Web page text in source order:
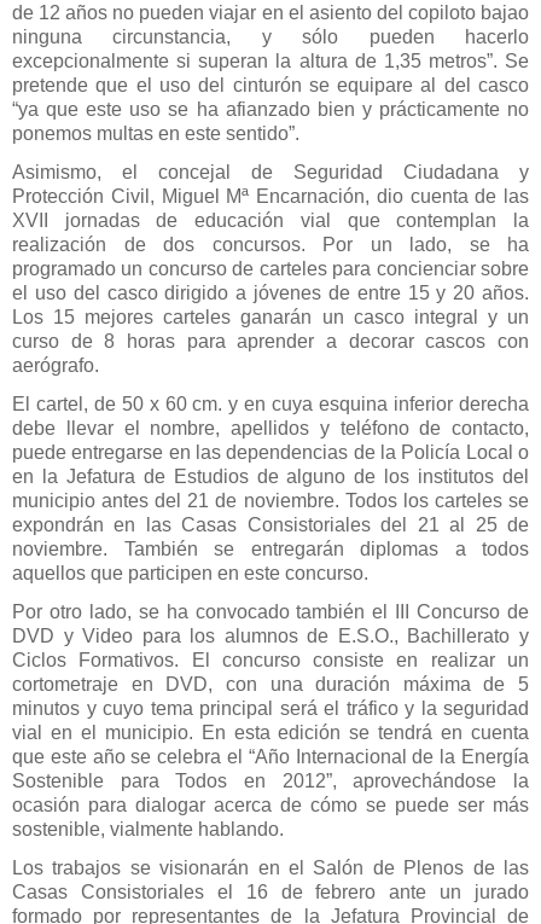
de 12 años no pueden viajar en el asiento del copiloto bajao
ninguna circunstancia, y sólo pueden hacerlo
excepcionalmente si superan la altura de 1,35 metros”. Se
pretende que el uso del cinturón se equipare al del casco
“ya que este uso se ha afianzado bien y prácticamente no
ponemos multas en este sentido”.
Asimismo, el concejal de Seguridad Ciudadana y
Protección Civil, Miguel Mª Encarnación, dio cuenta de las
XVII jornadas de educación vial que contemplan la
realización de dos concursos. Por un lado, se ha
programado un concurso de carteles para concienciar sobre
el uso del casco dirigido a jóvenes de entre 15 y 20 años.
Los 15 mejores carteles ganarán un casco integral y un
curso de 8 horas para aprender a decorar cascos con
aerógrafo.
El cartel, de 50 x 60 cm. y en cuya esquina inferior derecha
debe llevar el nombre, apellidos y teléfono de contacto,
puede entregarse en las dependencias de la Policía Local o
en la Jefatura de Estudios de alguno de los institutos del
municipio antes del 21 de noviembre. Todos los carteles se
expondrán en las Casas Consistoriales del 21 al 25 de
noviembre. También se entregarán diplomas a todos
aquellos que participen en este concurso.
Por otro lado, se ha convocado también el III Concurso de
DVD y Video para los alumnos de E.S.O., Bachillerato y
Ciclos Formativos. El concurso consiste en realizar un
cortometraje en DVD, con una duración máxima de 5
minutos y cuyo tema principal será el tráfico y la seguridad
vial en el municipio. En esta edición se tendrá en cuenta
que este año se celebra el “Año Internacional de la Energía
Sostenible para Todos en 2012”, aprovechándose la
ocasión para dialogar acerca de cómo se puede ser más
sostenible, vialmente hablando.
Los trabajos se visionarán en el Salón de Plenos de las
Casas Consistoriales el 16 de febrero ante un jurado
formado por representantes de la Jefatura Provincial de